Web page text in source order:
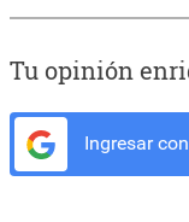
Tu opinión
Ingresar